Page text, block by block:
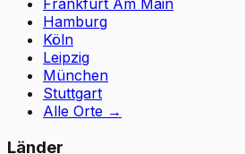
Frankfurt Am Main
Hamburg
Köln
Leipzig
München
Stuttgart
Alle Orte →
Länder